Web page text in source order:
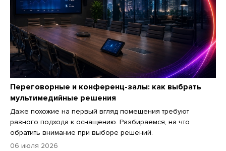
Переговорные и конференц-залы: как выбрать
мультимедийные решения
Даже похожие на первый вгляд помещения требуют
разного подхода к оснащению. Разбираемся, на что
обратить внимание при выборе решений.
06 июля 2026